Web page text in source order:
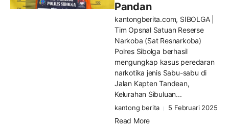
Pandan
kantongberita.com, SIBOLGA |
Tim Opsnal Satuan Reserse
Narkoba (Sat Resnarkoba)
Polres Sibolga berhasil
mengungkap kasus peredaran
narkotika jenis Sabu-sabu di
Jalan Kapten Tandean,
Kelurahan Sibuluan...
kantong berita 5 Februari 2025
Read More